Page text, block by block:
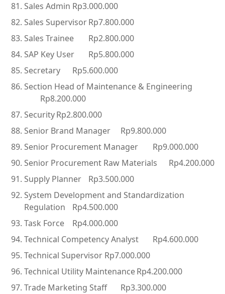
Sales Admin Rp3.000.000
Sales SupervisorRp7.800.000
Sales Trainee
Rp2.800.000
SAP Key User
Rp5.800.000
Secretary
Rp5.600.000
Section Head of Maintenance & Engineering
Rp8.200.000
SecurityRp2.800.000
Senior Brand Manager
Rp9.800.000
Senior Procurement Manager
Rp9.000.000
Senior Procurement Raw Materials
Rp4.200.000
Supply Planner
Rp3.500.000
System Development and Standardization
Regulation
Rp4.500.000
Task Force
Rp4.000.000
Technical Competency Analyst
Rp4.600.000
Technical Supervisor Rp7.000.000
Technical Utility MaintenanceRp4.200.000
Trade Marketing Staff
Rp3.300.000